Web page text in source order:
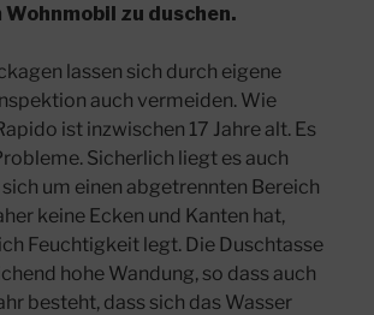
zu duschen.
lassen sich durch eigene
auch vermeiden. Wie
ist inzwischen 17 Jahre alt. Es
Sicherlich liegt es auch
sich um einen abgetrennten Bereich
keine Ecken und Kanten hat,
Feuchtigkeit legt. Die Duschtasse
hohe Wandung, so dass auch
besteht, dass sich das Wasser